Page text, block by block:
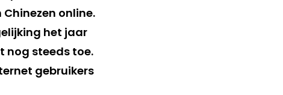
online.
het jaar
nog steeds toe.
gebruikers